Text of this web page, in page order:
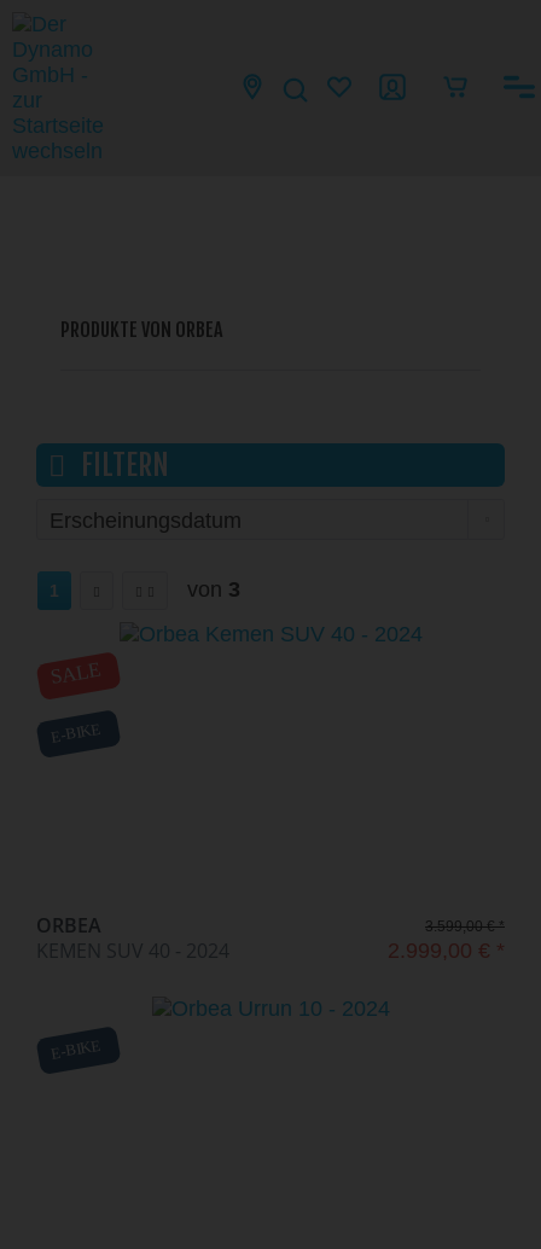
PRODUKTE VON ORBEA
FILTERN
1 von 3
SALE
E-BIKE
ORBEA
KEMEN SUV 40 - 2024
3.599,00 € *
2.999,00 € *
E-BIKE